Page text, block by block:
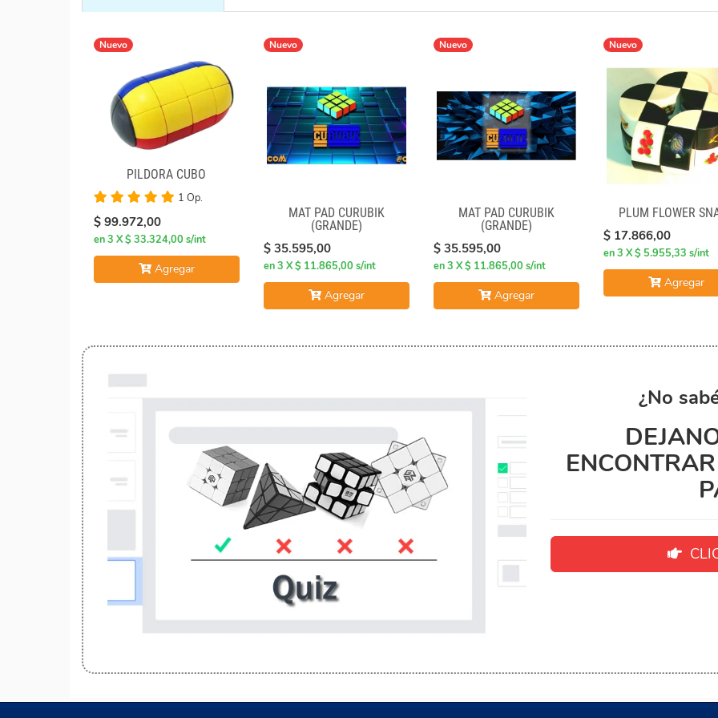
Nuevo
PILDORA CUBO
1 Op.
$ 99.972,00
en 3 X $ 33.324,00 s/int
Agregar
Nuevo
MAT PAD CURUBIK
(GRANDE)
$ 35.595,00
en 3 X $ 11.865,00 s/int
Agregar
Nuevo
MAT PAD CURUBIK
(GRANDE)
$ 35.595,00
en 3 X $ 11.865,00 s/int
Agregar
Nuevo
PLUM FLOWER
$ 17.866,00
en 3 X $ 5.955,33 s/int
Agregar
¿No